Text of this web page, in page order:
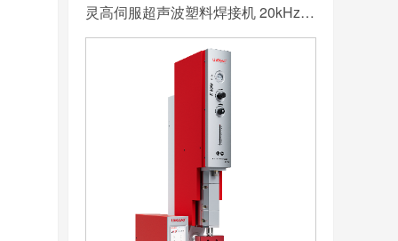
灵高伺服超声波塑料焊接机 20kHz 2000/3000W K3000 Servo